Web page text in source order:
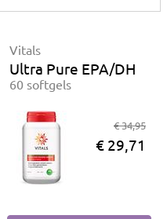
mg
Vitals
Ultra Pure EPA/DHA
60 softgels
€ 34,95
€ 29,71